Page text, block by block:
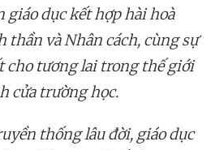
giáo dục kết hợp hài hoà
thần và Nhân cách, cùng sự
cho tương lai trong thế giới
cửa trường học.
thống lâu đời, giáo dục